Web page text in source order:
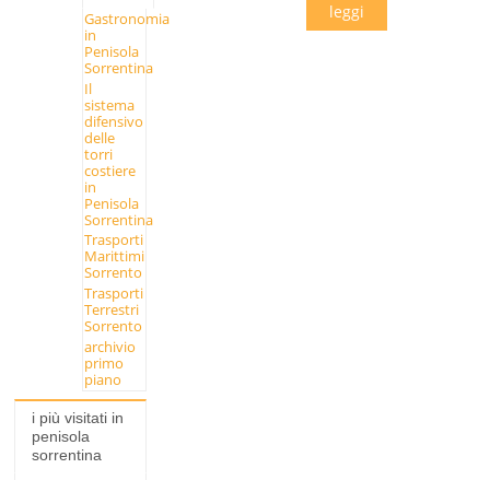
Gastronomia
in
Penisola
Sorrentina
Il
sistema
difensivo
delle
torri
costiere
in
Penisola
Sorrentina
Trasporti
Marittimi
Sorrento
Trasporti
Terrestri
Sorrento
archivio
primo
piano
i più visitati in
penisola
sorrentina
leggi